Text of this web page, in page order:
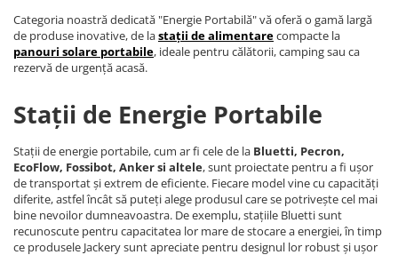
Categoria noastră dedicată "Energie Portabilă" vă oferă o gamă largă
de produse inovative, de lastații de alimentarecompacte la
panouri solare portabile, ideale pentru călătorii, camping sau ca
rezervă de urgență acasă.
Stații de Energie Portabile
Stații de energie portabile, cum ar fi cele de la Bluetti, Pecron,
EcoFlow, Fossibot, Anker si altele, sunt proiectate pentru a fi ușor
de transportat și extrem de eficiente. Fiecare model vine cu capacități
diferite, astfel încât să puteți alege produsul care se potrivește cel mai
bine nevoilor dumneavoastra. De exemplu, stațiile Bluetti sunt
recunoscute pentru capacitatea lor mare de stocare a energiei, în timp
ce produsele Jackery sunt apreciate pentru designul lor robust și ușor